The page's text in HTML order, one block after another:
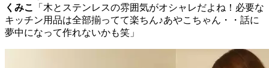
くみこ
「木とステンレスの雰囲気がオシャレだよね！必要な
キッチン用品は全部揃ってて楽ちん♪あやこちゃん・・話に
夢中になって作れないかも笑」